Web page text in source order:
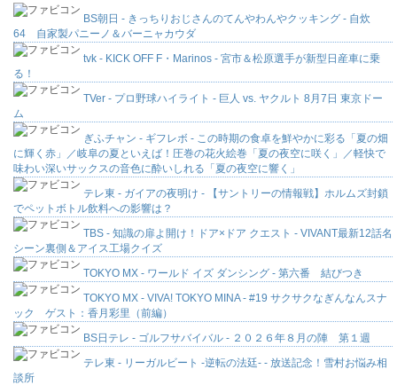
BS朝日 - きっちりおじさんのてんやわんやクッキング - 自炊
64 自家製パニーノ＆バーニャカウダ
tvk - KICK OFF F・Marinos - 宮市＆松原選手が新型日産車に乗
る！
TVer - プロ野球ハイライト - 巨人 vs. ヤクルト 8月7日 東京ドー
ム
ぎふチャン - ギフレボ - この時期の食卓を鮮やかに彩る「夏の畑
に輝く赤」／岐阜の夏といえば！圧巻の花火絵巻「夏の夜空に咲く」／軽快で
味わい深いサックスの音色に酔いしれる「夏の夜空に響く」
テレ東 - ガイアの夜明け - 【サントリーの情報戦】ホルムズ封鎖
でペットボトル飲料への影響は？
TBS - 知識の扉よ開け！ドア×ドア クエスト - VIVANT最新12話名
シーン裏側＆アイス工場クイズ
TOKYO MX - ワールド イズ ダンシング - 第六番 結びつき
TOKYO MX - VIVA! TOKYO MINA - #19 サクサクなぎんなんスナ
ック ゲスト：香月彩里（前編）
BS日テレ - ゴルフサバイバル - ２０２６年８月の陣 第１週
テレ東 - リーガルビート -逆転の法廷- - 放送記念！雪村お悩み相
談所